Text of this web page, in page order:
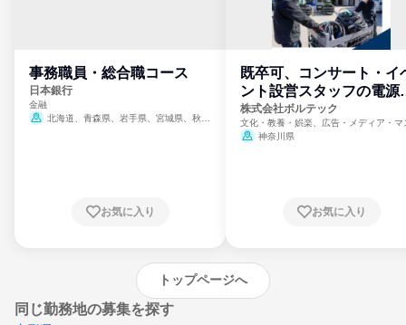
事務職員・総合職コース
日本銀行
金融
北海道、青森県、岩手県、宮城県、秋田
崎県、熊本県、大分県、宮崎県、鹿児島県、
お気に入り
既卒可、コンサート・イ
ント設営スタッフの電源
門
株式会社ボルテック
文化・教養・娯楽、広告・メディア・マ
ミ、電力・ガス・水道・エネルギー
神奈川県
お気に入り
トップページへ
同じ勤務地の募集を探す